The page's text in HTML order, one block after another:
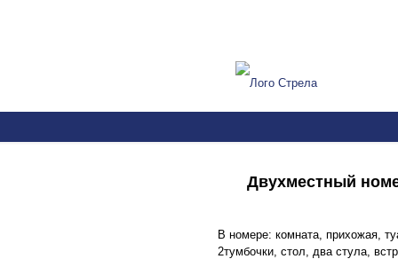
Двухместный
В номере: комната, прихожая,
2тумбочки, стол, два стула,